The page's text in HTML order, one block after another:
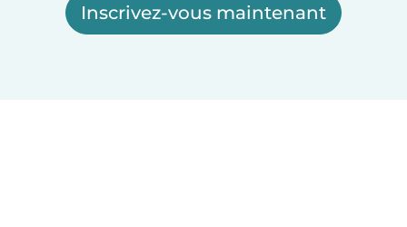
Inscrivez-vous maintenant